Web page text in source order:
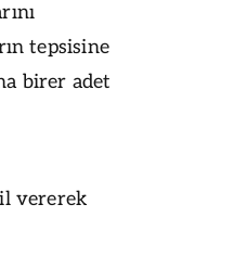
tepsisine
birer adet
vererek